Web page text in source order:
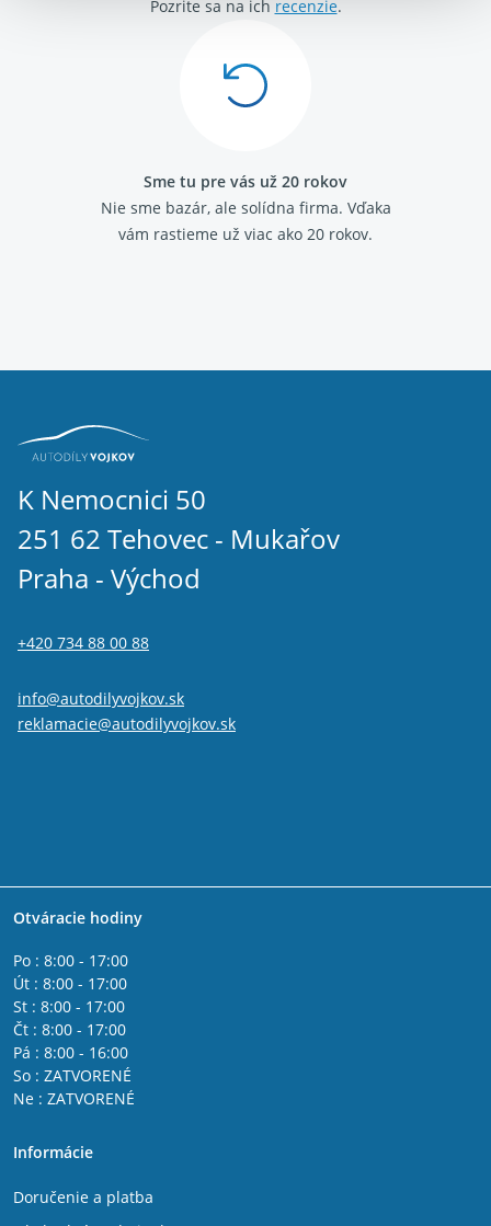
Pozrite sa na ich recenzie.
Sme tu pre vás už 20 rokov
Nie sme bazár, ale solídna firma. Vďaka
vám rastieme už viac ako 20 rokov.
K Nemocnici 50
251 62 Tehovec - Mukařov
Praha - Východ
+420 734 88 00 88
info@autodilyvojkov.sk
reklamacie@autodilyvojkov.sk
Otváracie hodiny
Po : 8:00 - 17:00
Út : 8:00 - 17:00
St : 8:00 - 17:00
Čt : 8:00 - 17:00
Pá : 8:00 - 16:00
So : ZATVORENÉ
Ne : ZATVORENÉ
Informácie
Doručenie a platba